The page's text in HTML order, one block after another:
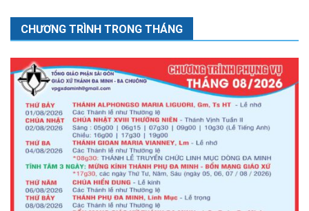
CHƯƠNG TRÌNH TRONG THÁNG